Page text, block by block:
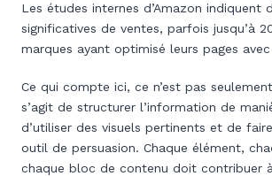
Les études internes d’Amazon indiquent
significatives de ventes, parfois jusqu’à
marques ayant optimisé leurs pages
Ce qui compte ici, ce n’est pas
s’agit de structurer l’information de
d’utiliser des visuels pertinents et de
outil de persuasion. Chaque élément,
chaque bloc de contenu doit contribuer